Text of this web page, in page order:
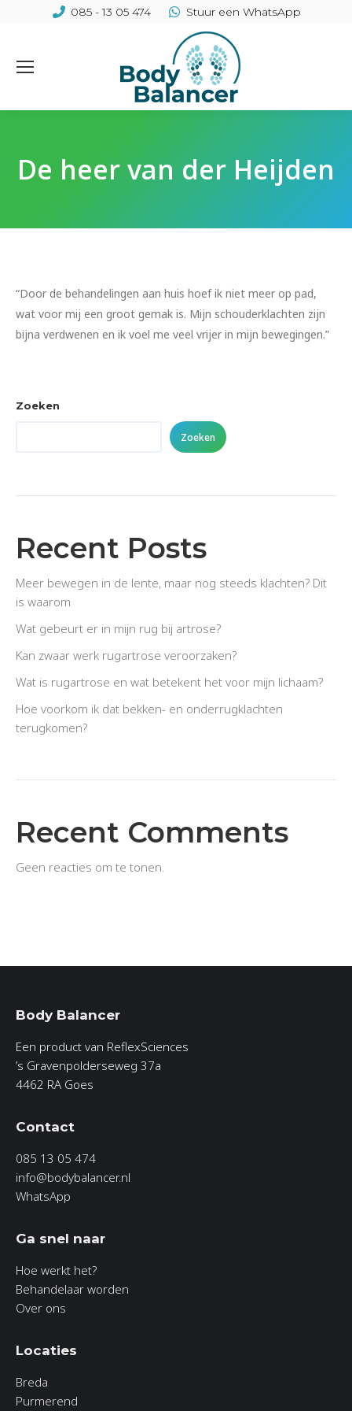
085 - 13 05 474 Stuur een WhatsApp
De heer van der Heijden
“Door de behandelingen aan huis hoef ik niet meer op pad,
wat voor mij een groot gemak is. Mijn schouderklachten zijn
bijna verdwenen en ik voel me veel vrijer in mijn bewegingen.”
Zoeken
Zoeken
Recent Posts
Meer bewegen in de lente, maar nog steeds klachten? Dit
is waarom
Wat gebeurt er in mijn rug bij artrose?
Kan zwaar werk rugartrose veroorzaken?
Wat is rugartrose en wat betekent het voor mijn lichaam?
Hoe voorkom ik dat bekken- en onderrugklachten
terugkomen?
Recent Comments
Geen reacties om te tonen.
Body Balancer
Een product van ReflexSciences
’s Gravenpolderseweg 37a
4462 RA Goes
Contact
085 13 05 474
info@bodybalancer.nl
WhatsApp
Ga snel naar
Hoe werkt het?
Behandelaar worden
Over ons
Locaties
Breda
Purmerend